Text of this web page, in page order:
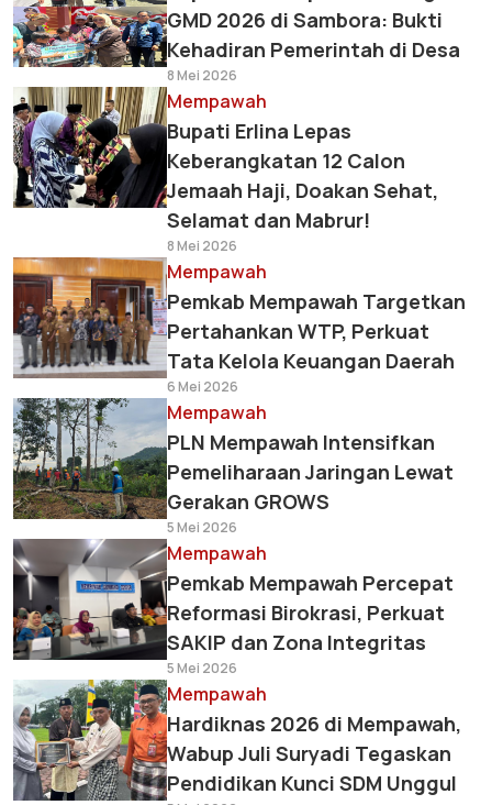
GMD 2026 di Sambora: Bukti
Kehadiran Pemerintah di Desa
8 Mei 2026
Mempawah
Bupati Erlina Lepas
Keberangkatan 12 Calon
Jemaah Haji, Doakan Sehat,
Selamat dan Mabrur!
8 Mei 2026
Mempawah
Pemkab Mempawah Targetkan
Pertahankan WTP, Perkuat
Tata Kelola Keuangan Daerah
6 Mei 2026
Mempawah
PLN Mempawah Intensifkan
Pemeliharaan Jaringan Lewat
Gerakan GROWS
5 Mei 2026
Mempawah
Pemkab Mempawah Percepat
Reformasi Birokrasi, Perkuat
SAKIP dan Zona Integritas
5 Mei 2026
Mempawah
Hardiknas 2026 di Mempawah,
Wabup Juli Suryadi Tegaskan
Pendidikan Kunci SDM Unggul